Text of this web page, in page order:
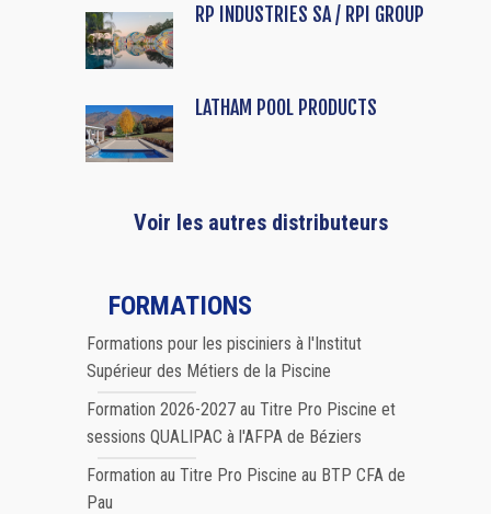
RP INDUSTRIES SA / RPI GROUP
LATHAM POOL PRODUCTS
Voir les autres distributeurs
FORMATIONS
Formations pour les pisciniers à l'Institut
Supérieur des Métiers de la Piscine
Formation 2026-2027 au Titre Pro Piscine et
sessions QUALIPAC à l'AFPA de Béziers
Formation au Titre Pro Piscine au BTP CFA de
Pau